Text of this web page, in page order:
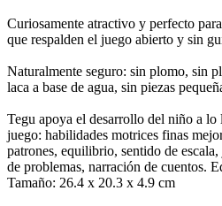
Curiosamente atractivo y perfecto
que respalden el juego abierto y sin
Naturalmente seguro: sin plomo, sin
laca a base de agua, sin piezas
Tegu apoya el desarrollo del niño a lo
juego: habilidades motrices finas
patrones, equilibrio, sentido de
de problemas, narración de cuentos.
Tamaño: 26.4 x 20.3 x 4.9 cm